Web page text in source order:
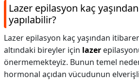
Lazer epilasyon kaç
yapılabilir?
Lazer epilasyon kaç yaşından
altındaki bireyler için lazer
önermemekteyiz. Bunun temel
hormonal açıdan vücudunun elverişli